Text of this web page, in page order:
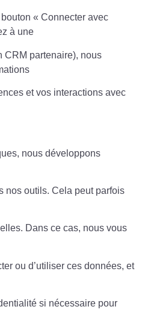
« Connecter avec
à une
CRM partenaire), nous
et vos interactions avec
nous développons
nos outils. Cela peut parfois
Dans ce cas, nous vous
ou d’utiliser ces données, et
si nécessaire pour